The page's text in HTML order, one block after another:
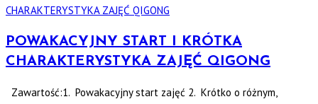
POWAKACYJNY START I KRÓTKA
CHARAKTERYSTYKA ZAJĘĆ QIGONG
Zawartość:1. Powakacyjny start zajęć 2. Krótko o różnym,